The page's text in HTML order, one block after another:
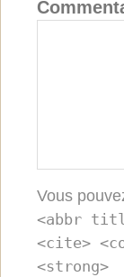
Vous
<abbr
<cite>
<strong>